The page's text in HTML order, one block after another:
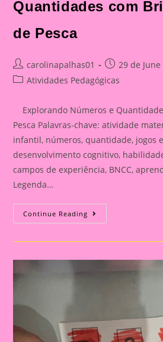
Quantidades com
de Pesca
Post
author:
carolinapalhas01
Post
published:
29 de
PostAtividades Pedagógicas
Explorando Números e
Pesca Palavras-chave: atividade
infantil, números, quantidade, jogos
desenvolvimento cognitivo,
campos de experiência, BNCC,
Legenda…
Continue Reading Explorando
Números
Quantidades
Pesca